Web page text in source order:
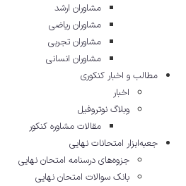
مشاوران ارشد
مشاوران ریاضی
مشاوران تجربی
مشاوران انسانی
مطالب و اخبار کنکوری
اخبار
وبلاگ نوتروفیل
مقالات مشاوره‌ کنکور
جعبه‌ابزار امتحانات نهایی
جزوه‌های درسنامه امتحان نهایی
بانک سوالات امتحان نهایی